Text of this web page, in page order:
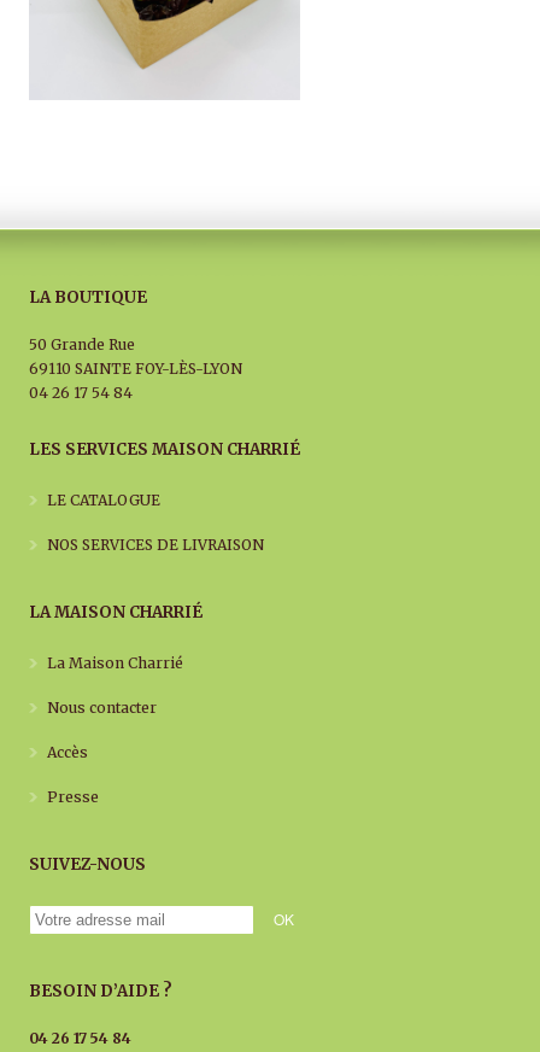
LA BOUTIQUE
50 Grande Rue
69110 SAINTE FOY-LÈS-LYON
04 26 17 54 84
LES SERVICES MAISON CHARRIÉ
LE CATALOGUE
NOS SERVICES DE LIVRAISON
LA MAISON CHARRIÉ
La Maison Charrié
Nous contacter
Accès
Presse
SUIVEZ-NOUS
BESOIN D’AIDE ?
04 26 17 54 84